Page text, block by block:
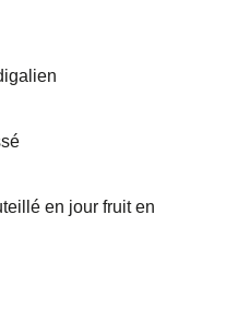
en jour fruit en